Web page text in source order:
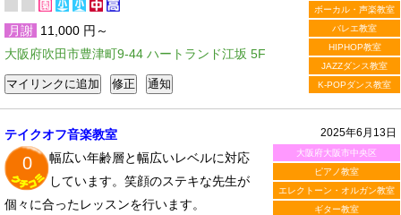
ボーカル・声楽教室
バレエ教室
HIPHOP教室
JAZZダンス教室
K-POPダンス教室
月謝 11,000 円～
大阪府吹田市豊津町9-44 ハートランド江坂 5F
2025年6月13日
大阪府大阪市中央区
ピアノ教室
エレクトーン・オルガン教室
ギター教室
テイクオフ音楽教室
0
幅広い年齢層と幅広いレベルに対応
しています。笑顔のステキな先生が
個々に合ったレッスンを行います。